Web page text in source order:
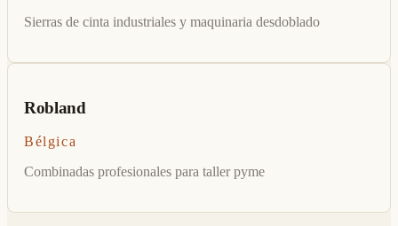
Sierras de cinta industriales y maquinaria desdoblado
Robland
Bélgica
Combinadas profesionales para taller pyme